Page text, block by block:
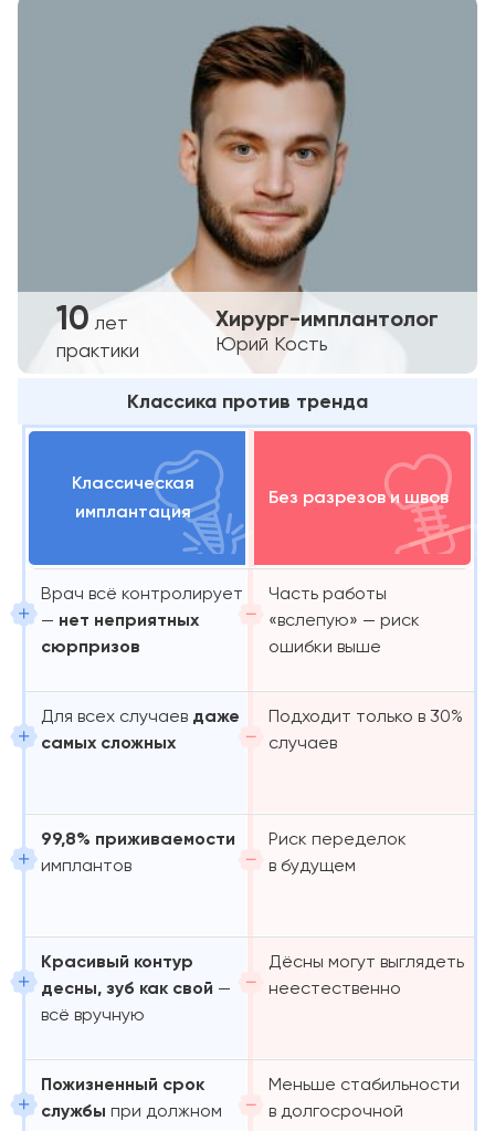
10 лет
практики
Хирург-имплантолог
Юрий Кость
Классика против тренда
Классическая
имплантация
Без разрезов и швов
Врач всё контролирует
— нет неприятных
сюрпризов
Часть работы
«вслепую» — риск
ошибки выше
Для всех случаев даже
самых сложных
Подходит только в 30%
случаев
99,8% приживаемости
имплантов
Риск переделок
в будущем
Красивый контур
десны, зуб как свой —
всё вручную
Дёсны могут выглядеть
неестественно
Пожизненный срок
службы при должном
Меньше стабильности
в долгосрочной